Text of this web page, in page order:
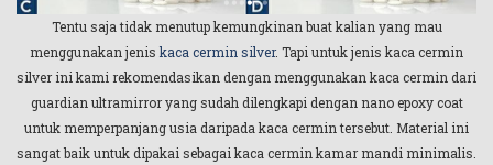
Tentu saja tidak menutup kemungkinan buat kalian yang mau
menggunakan jenis kaca cermin silver. Tapi untuk jenis kaca cermin
silver ini kami rekomendasikan dengan menggunakan kaca cermin dari
guardian ultramirror yang sudah dilengkapi dengan nano epoxy coat
untuk memperpanjang usia daripada kaca cermin tersebut. Material ini
sangat baik untuk dipakai sebagai kaca cermin kamar mandi minimalis.